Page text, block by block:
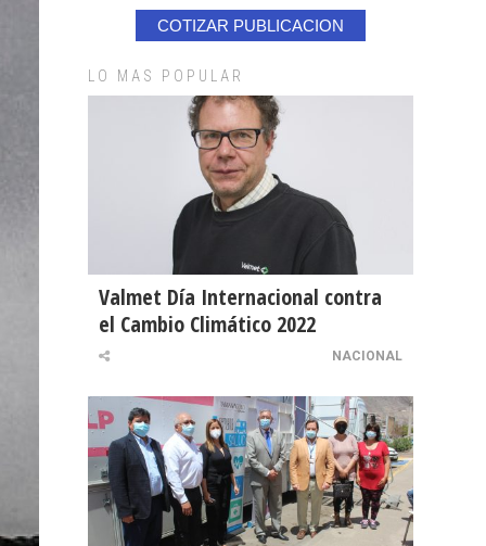
COTIZAR PUBLICACION
LO MAS POPULAR
Valmet Día Internacional contra
el Cambio Climático 2022
NACIONAL